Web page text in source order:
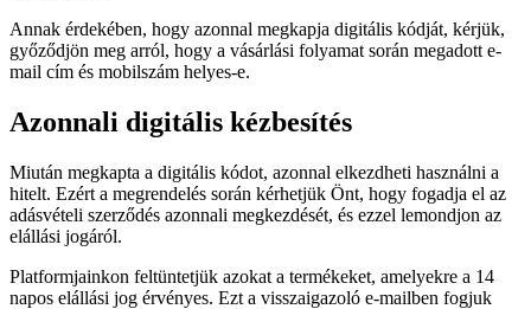
Annak érdekében, hogy azonnal megkapja digitális kódját, kérjük,
győződjön meg arról, hogy a vásárlási folyamat során megadott e-
mail cím és mobilszám helyes-e.
Azonnali digitális kézbesítés
Miután megkapta a digitális kódot, azonnal elkezdheti használni a
hitelt. Ezért a megrendelés során kérhetjük Önt, hogy fogadja el az
adásvételi szerződés azonnali megkezdését, és ezzel lemondjon az
elállási jogáról.
Platformjainkon feltüntetjük azokat a termékeket, amelyekre a 14
napos elállási jog érvényes. Ezt a visszaigazoló e-mailben fogjuk